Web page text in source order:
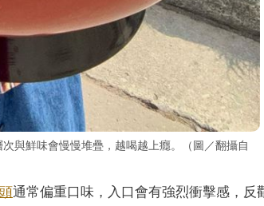
與鮮味會慢慢堆疊，越喝越上癮。（圖／翻攝自
通常偏重口味，入口會有強烈衝擊感，反